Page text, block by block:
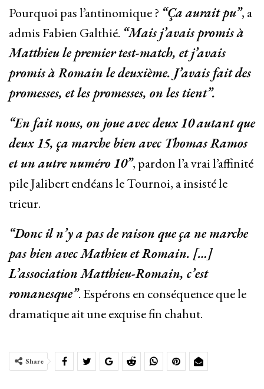
Pourquoi pas l’antinomique ? “Ça aurait pu”, a
admis Fabien Galthié. “Mais j’avais promis à
Matthieu le premier test-match, et j’avais
promis à Romain le deuxième. J’avais fait des
promesses, et les promesses, on les tient”.
“En fait nous, on joue avec deux 10 autant que
deux 15, ça marche bien avec Thomas Ramos
et un autre numéro 10”, pardon l’a vrai l’affinité
pile Jalibert endéans le Tournoi, a insisté le
trieur.
“Donc il n’y a pas de raison que ça ne marche
pas bien avec Mathieu et Romain. […]
L’association Matthieu-Romain, c’est
romanesque”. Espérons en conséquence que le
dramatique ait une exquise fin chahut.
Share